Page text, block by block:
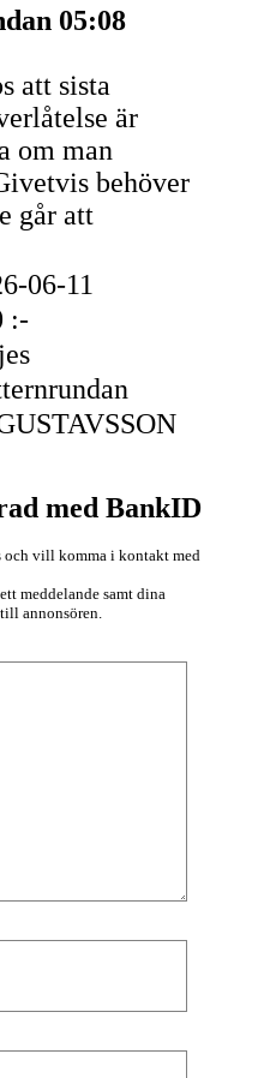
05:08
att sista
är
om man
behöver
går att
06-11
:-
med BankID
och vill komma i kontakt med
meddelande samt dina
annonsören.